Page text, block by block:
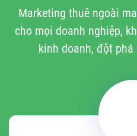
Marketing thuê ngoài
cho mọi doanh nghiệp,
kinh doanh, đột